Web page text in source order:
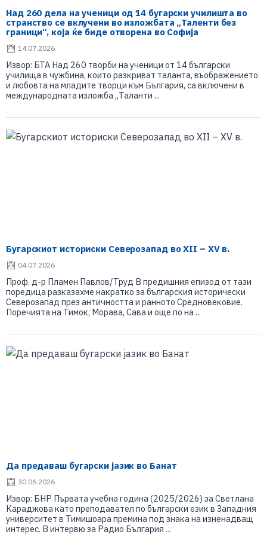
Над 260 дела на ученици од 14 бугарски училишта во
странство се вклучени во изложбата „Таленти без
граници“, која ќе биде отворена во Софија
14.07.2026
Извор: БТА Над 260 творби на ученици от 14 български
училища в чужбина, които разкриват таланта, въображението
и любовта на младите творци към България, са включени в
международната изложба „Таланти ...
Бугарскиот историски Северозапад во XII – XV в.
04.07.2026
Проф. д-р Пламен Павлов/Труд В предишния епизод от тази
поредица разказахме накратко за българския исторически
Северозапад през античността и ранното Средновековие.
Поречията на Тимок, Морава, Сава и още по на ...
Да предаваш бугарски јазик во Банат
30.06.2026
Извор: БНР Първата учебна година (2025/2026) за Светлана
Караджова като преподавател по български език в Западния
университет в Тимишоара премина под знака на изненадващ
интерес. В интервю за Радио България ...